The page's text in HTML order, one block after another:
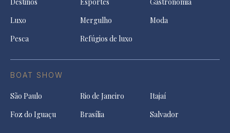
Destinos Esportes
Gastronomia
Luxo
Mergulho
Moda
Pesca
Refúgios de luxo
BOAT SHOW
São Paulo Rio de Janeiro
Itajaí
Foz do Iguaçu
Brasília Salvador